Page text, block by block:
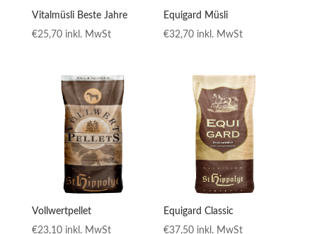
Vitalmüsli Beste Jahre
€25,70 inkl. MwSt
Equigard Müsli
€32,70 inkl. MwSt
Vollwertpellet
€23,10 inkl. MwSt
Equigard Classic
€37,50 inkl. MwSt